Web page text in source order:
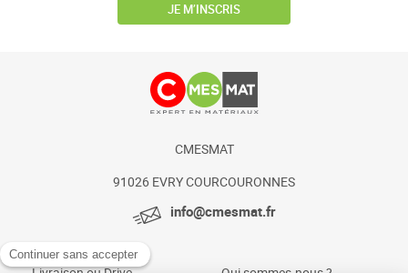
JE M’INSCRIS
CMESMAT
91026 EVRY COURCOURONNES
info@cmesmat.fr